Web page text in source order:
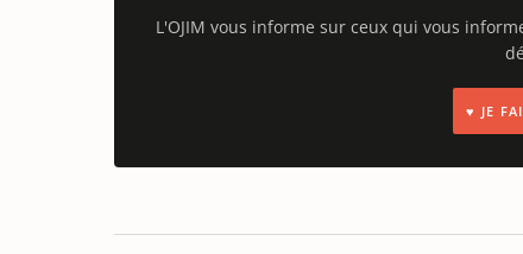
L'OJIM vous informe sur ceux qui vous
♥ JE